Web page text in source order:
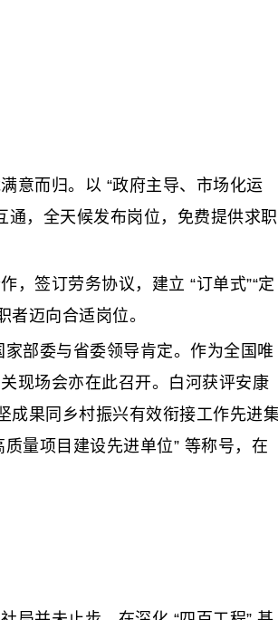
而归。以 “政府主导、市场化运
通，全天候发布岗位，免费提供求职
签订劳务协议，建立 “订单式”“定
迈向合适岗位。
部委与省委领导肯定。作为全国唯
现场会亦在此召开。白河获评安康
成果同乡村振兴有效衔接工作先进
量项目建设先进单位” 等称号，在